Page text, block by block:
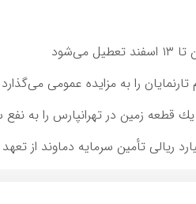
را به مزایده عمومی می‌گذارد
قطعه زمين در تهرانپارس را به نفع
ریالی تأمین سرمایه دماوند از